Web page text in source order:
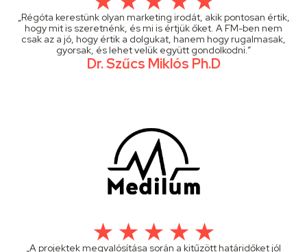
„Régóta kerestünk olyan marketing irodát, akik pontosan értik,
hogy mit is szeretnénk, és mi is értjük őket. A FM-ben nem
csak az a jó, hogy értik a dolgukat, hanem hogy rugalmasak,
gyorsak, és lehet velük együtt gondolkodni.”
Dr. Szűcs Miklós Ph.D
„A projektek megvalósítása során a kitűzött határidőket jól